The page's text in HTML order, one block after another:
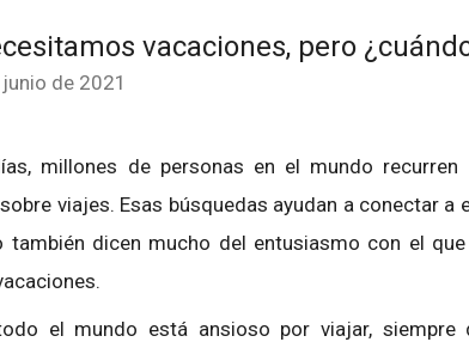
vacaciones, pero
de 2021
millones de personas en el mundo recurren
viajes. Esas búsquedas ayudan a conectar a
también dicen mucho del entusiasmo con el
el mundo está ansioso por viajar, siempre